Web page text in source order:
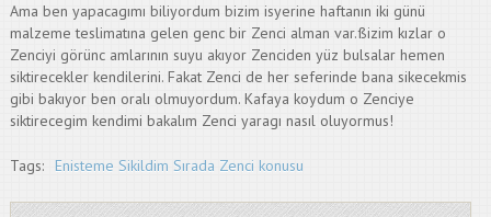
Ama ben yapacagımı biliyordum bizim isyerine haftanın iki günü
malzeme teslimatına gelen genc bir Zenci alman var.ßizim kızlar o
Zenciyi görünc amlarının suyu akıyor Zenciden yüz bulsalar hemen
siktirecekler kendilerini. Fakat Zenci de her seferinde bana sikecekmis
gibi bakıyor ben oralı olmuyordum. Kafaya koydum o Zenciye
siktirecegim kendimi bakalım Zenci yaragı nasıl oluyormus!
Tags: Enisteme Sikildim Sırada Zenci konusu